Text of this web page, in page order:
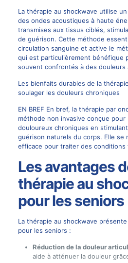
La thérapie au shockwave utilise
des ondes acoustiques à haute
transmises aux tissus ciblés,
de guérison. Cette méthode
circulation sanguine et active le
qui est particulièrement bénéfique
souvent confrontés à des douleurs
Les bienfaits durables de la
soulager les douleurs chroniques
EN BREF En bref, la thérapie par
méthode non invasive conçue pour
douloureux chroniques en
guérison naturels du corps. Elle se
efficace pour traiter des
Les avantages
thérapie au
pour les seniors
La thérapie au shockwave
pour les seniors :
Réduction de la douleur
aide à atténuer la douleur